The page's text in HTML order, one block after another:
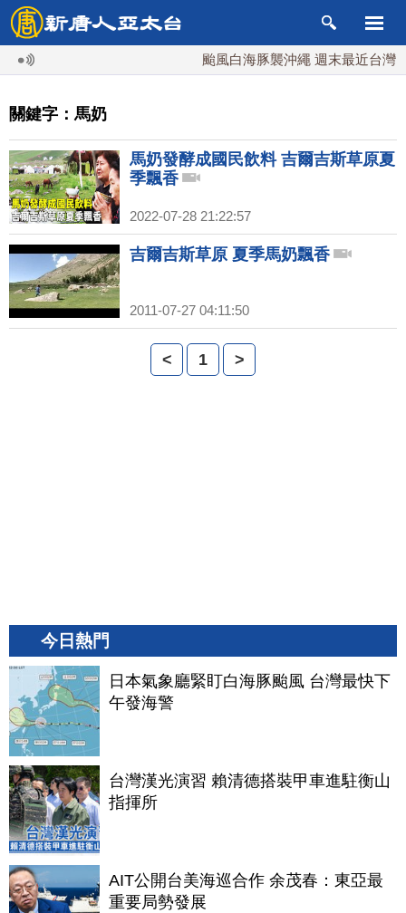
颱風白海豚襲沖繩 週末最近台灣
關鍵字：馬奶
馬奶發酵成國民飲料 吉爾吉斯草原夏
季飄香
2022-07-28 21:22:57
吉爾吉斯草原 夏季馬奶飄香
2011-07-27 04:11:50
< 1 >
今日熱門
日本氣象廳緊盯白海豚颱風 台灣最快下
午發海警
台灣漢光演習 賴清德搭裝甲車進駐衡山
指揮所
AIT公開台美海巡合作 余茂春：東亞最
重要局勢發展